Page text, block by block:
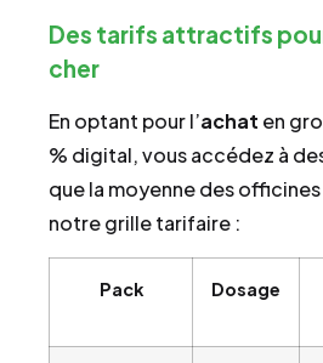
Des tarifs attractifs
cher
En optant pour l’achat en
% digital, vous accédez à
que la moyenne des
notre grille tarifaire :
Pack Dosage